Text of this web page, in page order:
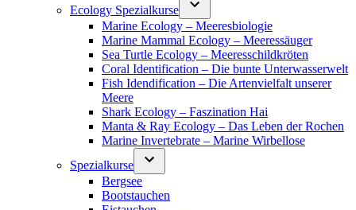
Ecology Spezialkurse
Marine Ecology – Meeresbiologie
Marine Mammal Ecology – Meeressäuger
Sea Turtle Ecology – Meeresschildkröten
Coral Identification – Die bunte Unterwasserwelt
Fish Idendification – Die Artenvielfalt unserer
Meere
Shark Ecology – Faszination Hai
Manta & Ray Ecology – Das Leben der Rochen
Marine Invertebrate – Marine Wirbellose
Spezialkurse
Bergsee
Bootstauchen